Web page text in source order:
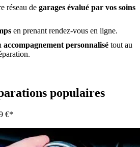
réseau de garages évalué par vos soins
en prenant rendez-vous en ligne.
accompagnement personnalisé tout au
populaires
€*